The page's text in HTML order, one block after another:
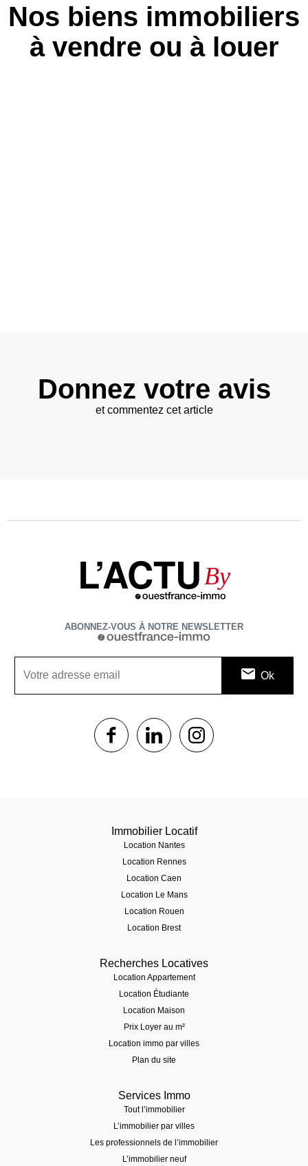
Nos biens immobiliers
à vendre ou à louer
Donnez votre avis
et commentez cet article
L’ACTU By
ABONNEZ-VOUS À NOTRE NEWSLETTER
1$s 1$s
Immobilier Locatif
Location Nantes
Location Rennes
Location Caen
Location Le Mans
Location Rouen
Location Brest
Recherches Locatives
Location Appartement
Location Étudiante
Location Maison
Prix Loyer au m²
Location immo par villes
Plan du site
Services Immo
Tout l’immobilier
L’immobilier par villes
Les professionnels de l’immobilier
L’immobilier neuf